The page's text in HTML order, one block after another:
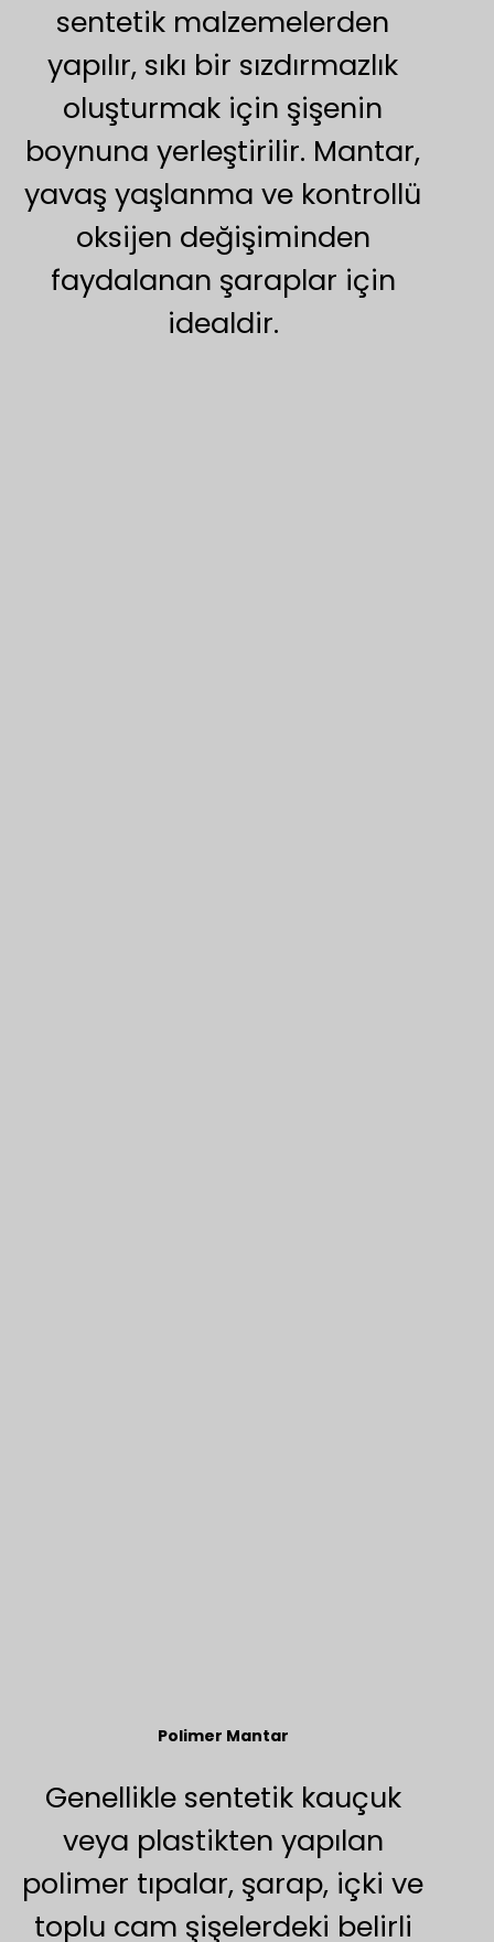
sentetik malzemelerden
yapılır, sıkı bir sızdırmazlık
oluşturmak için şişenin
boynuna yerleştirilir. Mantar,
yavaş yaşlanma ve kontrollü
oksijen değişiminden
faydalanan şaraplar için
idealdir.
Polimer Mantar
Genellikle sentetik kauçuk
veya plastikten yapılan
polimer tıpalar, şarap, içki ve
toplu cam şişelerdeki belirli